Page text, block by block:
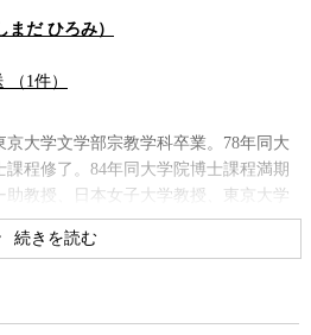
まだ ひろみ）
1件）
京大学文学部宗教学科卒業。78年同大
程修了。84年同大学院博士課程満期
助教授、日本女子大学教授、東京大学
研究員などを歴任。2013年より東京
著書に『0葬：あっさり死ぬ』、『オウ